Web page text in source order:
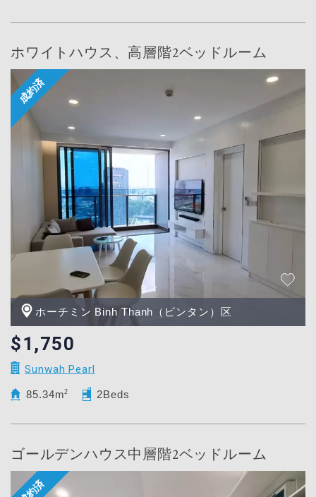
ホワイトハウス、高層階2ベッドルーム
ホーチミン Binh Thanh（ビンタン）区
$1,750
Sunwah Pearl
85.34m2 2Beds
ゴールデンハウス中層階2ベッドルーム